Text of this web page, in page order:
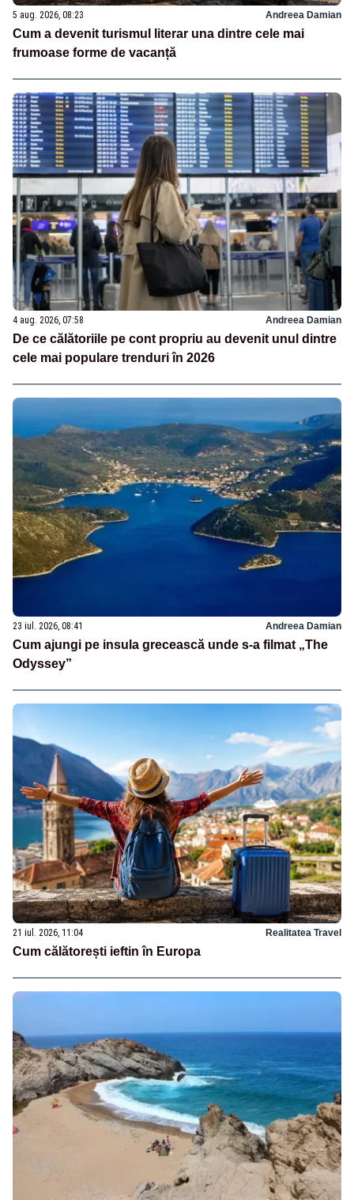
5 aug. 2026, 08:23 Andreea Damian
Cum a devenit turismul literar una dintre cele mai
frumoase forme de vacanță
4 aug. 2026, 07:58 Andreea Damian
De ce călătoriile pe cont propriu au devenit unul dintre
cele mai populare trenduri în 2026
23 iul. 2026, 08:41 Andreea Damian
Cum ajungi pe insula grecească unde s-a filmat „The
Odyssey”
21 iul. 2026, 11:04 Realitatea Travel
Cum călătorești ieftin în Europa